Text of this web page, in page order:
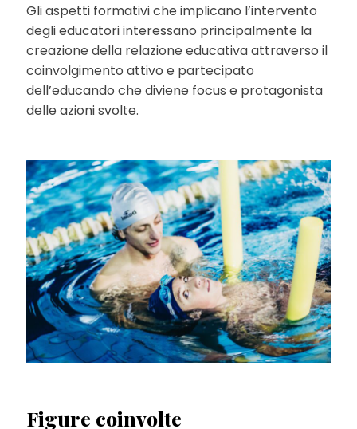
Gli aspetti formativi che implicano l’intervento
degli educatori interessano principalmente la
creazione della relazione educativa attraverso il
coinvolgimento attivo e partecipato
dell’educando che diviene focus e protagonista
delle azioni svolte.
Figure coinvolte